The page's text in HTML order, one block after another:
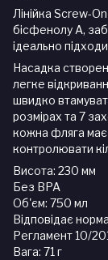
Лінійка Screw-
бісфенолу А,
ідеально
Насадка
легке
швидко
розмірах та 7
кожна фляга має
контролювати
Висота: 230 мм
Без BPA
Об'єм: 750 мл
Відповідає
Регламент 10/
Вага: 71 г